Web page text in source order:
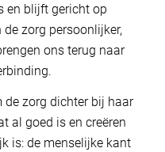
en blijft gericht op
zorg persoonlijker,
ons terug naar
de zorg dichter bij haar
al goed is en creëren
is: de menselijke kant